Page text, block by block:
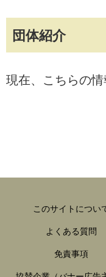
団体紹介
現在、こちらの
このサイトについ
よくある質問
免責事項